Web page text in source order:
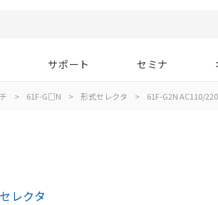
サポート セミナ
> 61F-G□N > 形式セレクタ > 61F-G2N AC110/220
レクタ